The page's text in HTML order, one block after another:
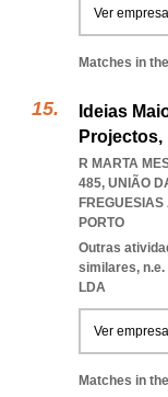
Ver empresa
Matches in
Ideias
Projectos,
R MARTA
485, UNIÃO
PORTO
Outras
similares, n.e.
LDA
Ver empresa
Matches in